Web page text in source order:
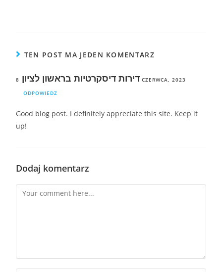
TEN POST MA JEDEN KOMENTARZ
דירות דיסקרטיות בראשון לציון 8 CZERWCA, 2023
ODPOWIEDZ
Good blog post. I definitely appreciate this site. Keep it
up!
Dodaj komentarz